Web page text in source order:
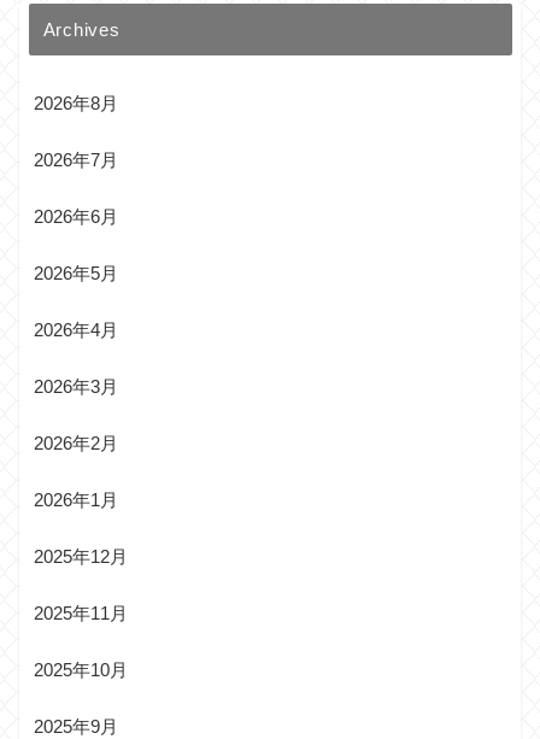
Archives
2026年8月
2026年7月
2026年6月
2026年5月
2026年4月
2026年3月
2026年2月
2026年1月
2025年12月
2025年11月
2025年10月
2025年9月